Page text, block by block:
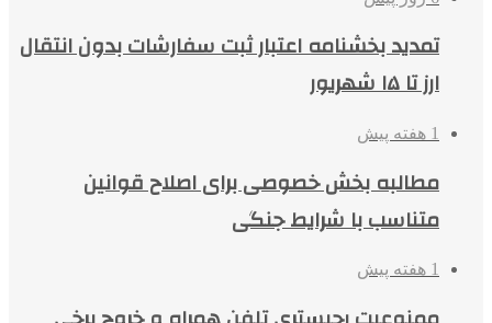
تمدید بخشنامه اعتبار ثبت سفارشات بدون انتقال
ارز تا ۱۵ شهریور
1 هفته پیش
مطالبه بخش خصوصی برای اصلاح قوانین
متناسب با شرایط جنگی
1 هفته پیش